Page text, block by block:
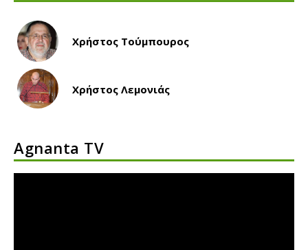
Χρήστος Τούμπουρος
Χρήστος Λεμονιάς
Agnanta TV